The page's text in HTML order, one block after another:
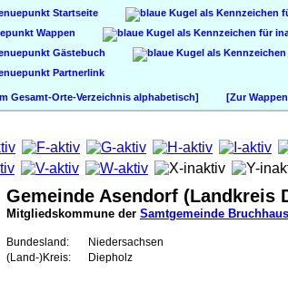
Startseite
Wappen
Gästebuch
Partnerlink
Gesamt-Orte-Verzeichnis alphabetisch] [Zur
Gemeinde Asendorf (Landkreis
Mitgliedskommune der Samtgemeinde
Bundesland:
Niedersachsen
(Land-)Kreis:
Diepholz